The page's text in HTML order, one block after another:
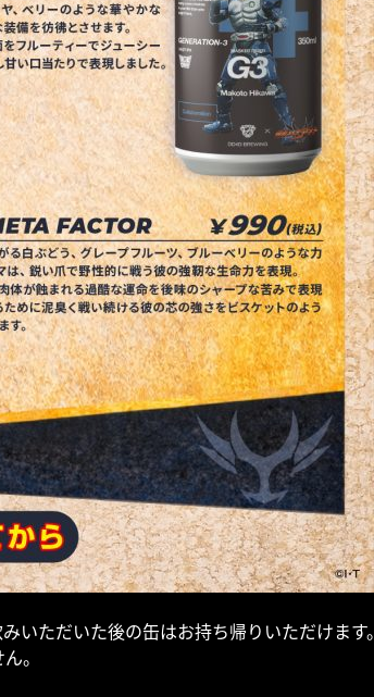
いただいた後の缶はお持ち帰りいただけます。
。